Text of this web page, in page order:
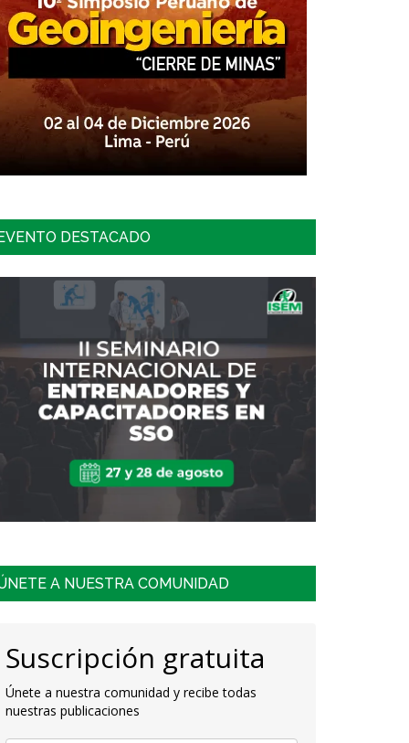
DESTACADO
A NUESTRA COMUNIDAD
Suscripción gratuita
Únete a nuestra comunidad y recibe todas
nuestras publicaciones